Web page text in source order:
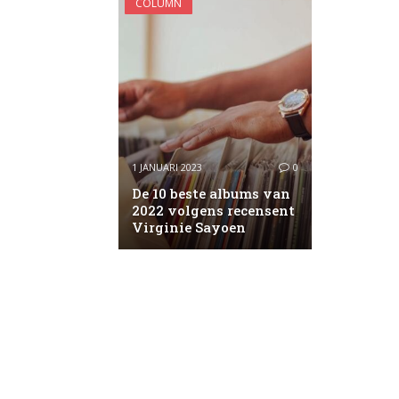
1 JANUARI 2023 0
De 10 beste albums van
2022 volgens recensent
Virginie Sayoen